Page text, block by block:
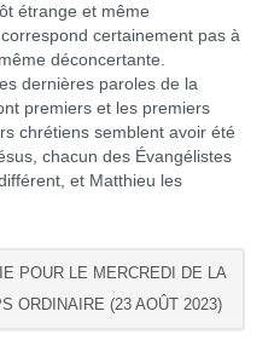
étrange et même
certainement pas à
déconcertante.
dernières paroles de la
premiers et les premiers
chrétiens semblent avoir été
chacun des Évangélistes
et Matthieu les
POUR LE MERCREDI DE LA
ORDINAIRE (23 AOÛT 2023)